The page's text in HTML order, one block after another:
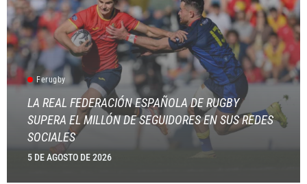
Ferugby
LA REAL FEDERACIÓN ESPAÑOLA DE RUGBY
SUPERA EL MILLÓN DE SEGUIDORES EN SUS REDES
SOCIALES
5 DE AGOSTO DE 2026